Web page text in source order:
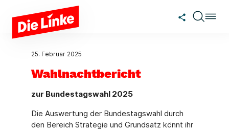
Zum Hauptinhalt springen
25. Februar 2025
Wahlnachtbericht
zur Bundestagswahl 2025
Die Auswertung der Bundestagswahl durch
den Bereich Strategie und Grundsatz könnt ihr